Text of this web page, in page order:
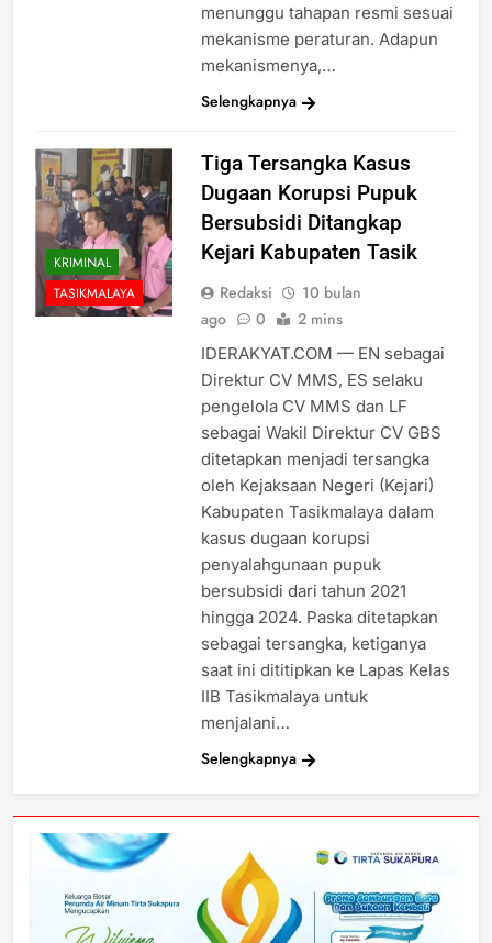
menunggu tahapan resmi sesuai
mekanisme peraturan. Adapun
mekanismenya,…
Selengkapnya
KRIMINAL
TASIKMALAYA
Tiga Tersangka Kasus
Dugaan Korupsi Pupuk
Bersubsidi Ditangkap
Kejari Kabupaten Tasik
Redaksi
10 bulan
ago
0 2 mins
IDERAKYAT.COM — EN sebagai
Direktur CV MMS, ES selaku
pengelola CV MMS dan LF
sebagai Wakil Direktur CV GBS
ditetapkan menjadi tersangka
oleh Kejaksaan Negeri (Kejari)
Kabupaten Tasikmalaya dalam
kasus dugaan korupsi
penyalahgunaan pupuk
bersubsidi dari tahun 2021
hingga 2024. Paska ditetapkan
sebagai tersangka, ketiganya
saat ini dititipkan ke Lapas Kelas
IIB Tasikmalaya untuk
menjalani…
Selengkapnya